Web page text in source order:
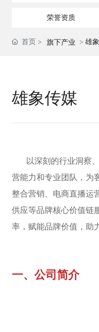
荣誉资质
首页 旗下产业 雄
雄象传媒
以深刻的行业洞察、
营能力和专业团队，为
整合营销、电商直播运
供应等品牌核心价值链
率，赋能品牌价值，助
一、公司简介